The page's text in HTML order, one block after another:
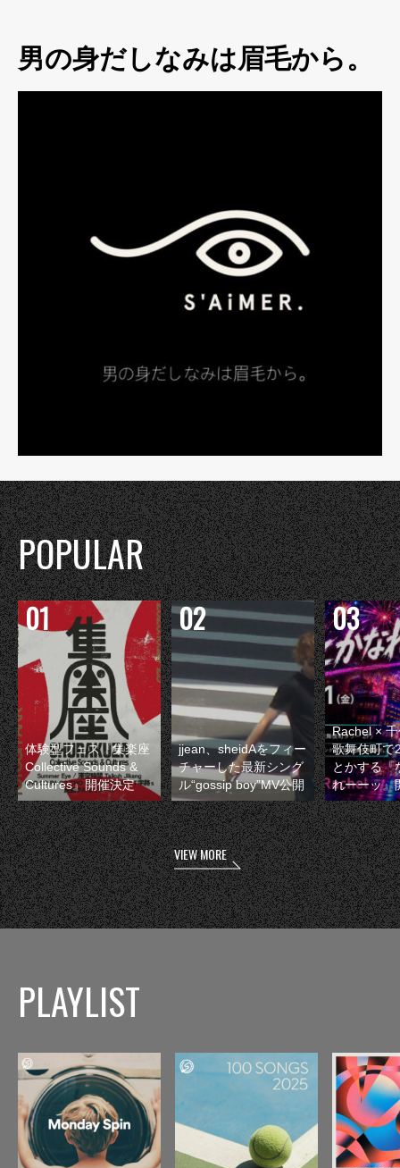
男の身だしなみは眉毛から。
POPULAR
体験型フェス『集楽座
Collective Sounds &
Cultures』開催決定
jjean、sheidAをフィー
チャーした最新シング
ル“gossip boy”MV公開
Rachel ×
歌舞伎町で
とかする『
れーーッ』
VIEW MORE
PLAYLIST